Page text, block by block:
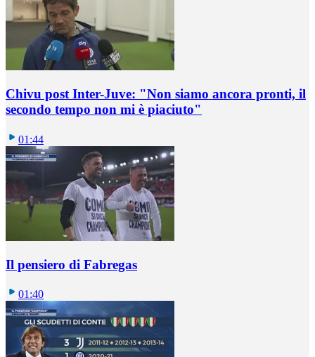
Chivu post Inter-Juve: "Non siamo ancora pronti, il
secondo tempo non mi è piaciuto"
01:44
Il pensiero di Fabregas
01:40